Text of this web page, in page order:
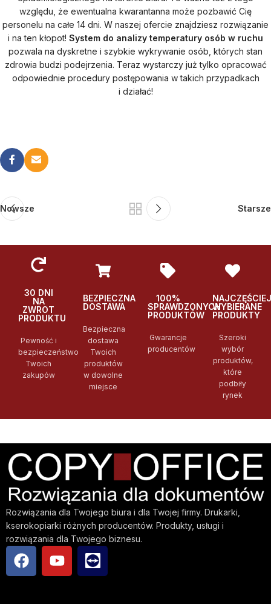
względu, że ewentualna kwarantanna może pozbawić Cię
personelu na całe 14 dni. W naszej ofercie znajdziesz rozwiązanie
i na ten kłopot! System do analizy temperatury osób w ruchu
pozwala na dyskretne i szybkie wykrywanie osób, których stan
zdrowia budzi podejrzenia. Teraz wystarczy już tylko opracować
odpowiednie procedury postępowania w takich przypadkach
i działać!
Nowsze Starsze
30 DNI
NA
ZWROT
PRODUKTU
Pewność i
bezpieczeństwo
Twoich
zakupów
BEZPIECZNA
DOSTAWA
Bezpieczna
dostawa
Twoich
produktów
w dowolne
miejsce
100%
SPRAWDZONYCH
PRODUKTÓW
Gwarancje
producentów
NAJCZĘŚCIEJ
WYBIERANE
PRODUKTY
Szeroki
wybór
produktów,
które
podbiły
rynek
Rozwiązania dla Twojego biura i dla Twojej firmy. Drukarki,
kserokopiarki różnych producentów. Produkty, usługi i
rozwiązania dla Twojego biznesu.